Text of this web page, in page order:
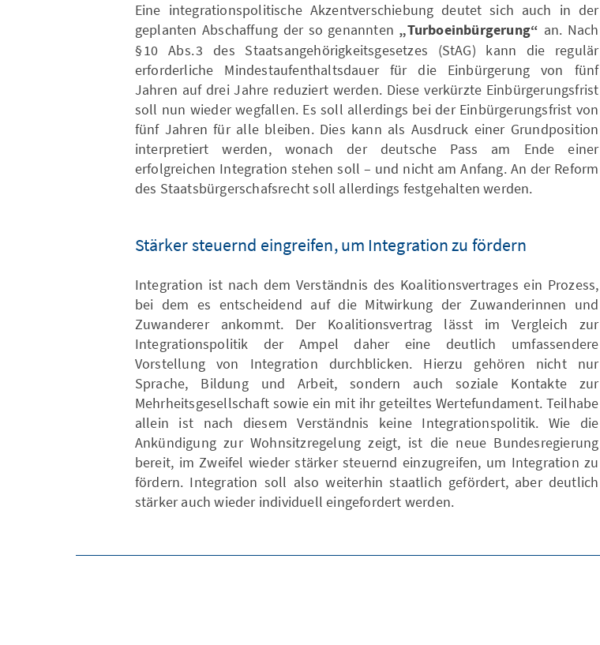
Eine integrationspolitische Akzentverschiebung deutet sich auch in der
geplanten Abschaffung der so genannten „Turboeinbürgerung“ an. Nach
§ 10 Abs. 3 des Staatsangehörigkeitsgesetzes (StAG) kann die regulär
erforderliche Mindestaufenthaltsdauer für die Einbürgerung von fünf
Jahren auf drei Jahre reduziert werden. Diese verkürzte Einbürgerungsfrist
soll nun wieder wegfallen. Es soll allerdings bei der Einbürgerungsfrist von
fünf Jahren für alle bleiben. Dies kann als Ausdruck einer Grundposition
interpretiert werden, wonach der deutsche Pass am Ende einer
erfolgreichen Integration stehen soll – und nicht am Anfang. An der Reform
des Staatsbürgerschafsrecht soll allerdings festgehalten werden.
Stärker steuernd eingreifen, um Integration zu fördern
Integration ist nach dem Verständnis des Koalitionsvertrages ein Prozess,
bei dem es entscheidend auf die Mitwirkung der Zuwanderinnen und
Zuwanderer ankommt. Der Koalitionsvertrag lässt im Vergleich zur
Integrationspolitik der Ampel daher eine deutlich umfassendere
Vorstellung von Integration durchblicken. Hierzu gehören nicht nur
Sprache, Bildung und Arbeit, sondern auch soziale Kontakte zur
Mehrheitsgesellschaft sowie ein mit ihr geteiltes Wertefundament. Teilhabe
allein ist nach diesem Verständnis keine Integrationspolitik. Wie die
Ankündigung zur Wohnsitzregelung zeigt, ist die neue Bundesregierung
bereit, im Zweifel wieder stärker steuernd einzugreifen, um Integration zu
fördern. Integration soll also weiterhin staatlich gefördert, aber deutlich
stärker auch wieder individuell eingefordert werden.